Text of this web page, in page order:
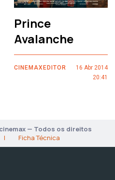
Prince
Avalanche
CINEMAXEDITOR
16 Abr 2014
20:41
— Todos os direitos
| Ficha Técnica